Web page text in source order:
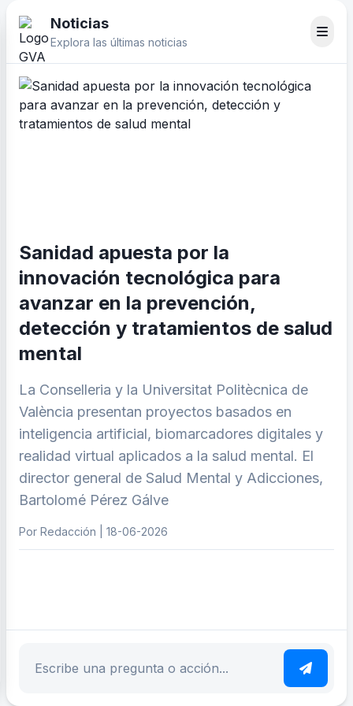
Noticias
Explora las últimas noticias
Sanidad apuesta por la
innovación tecnológica para
avanzar en la prevención,
detección y tratamientos de salud
mental
La Conselleria y la Universitat Politècnica de
València presentan proyectos basados en
inteligencia artificial, biomarcadores digitales y
realidad virtual aplicados a la salud mental. El
director general de Salud Mental y Adicciones,
Bartolomé Pérez Gálve
Por Redacción | 18-06-2026
Escribe tu pregunta